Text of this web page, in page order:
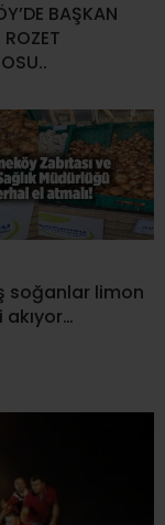
BAŞKAN
ROZET
soğanlar limon